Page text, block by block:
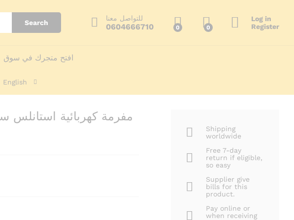
Search
للتواصل معنا
0604666710 0 0
Log in
Register
افتح متجرك في سوق
English
Shipping
worldwide
Free 7-day
return if eligible,
so easy
Supplier give
bills for this
product.
Pay online or
when receiving
380.00